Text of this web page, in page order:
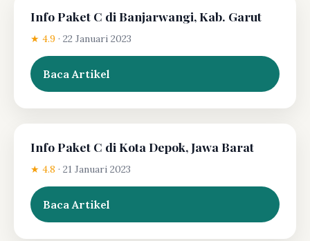
Info Paket C di Banjarwangi, Kab. Garut
★ 4.9 · 22 Januari 2023
Baca Artikel
Info Paket C di Kota Depok, Jawa Barat
★ 4.8 · 21 Januari 2023
Baca Artikel